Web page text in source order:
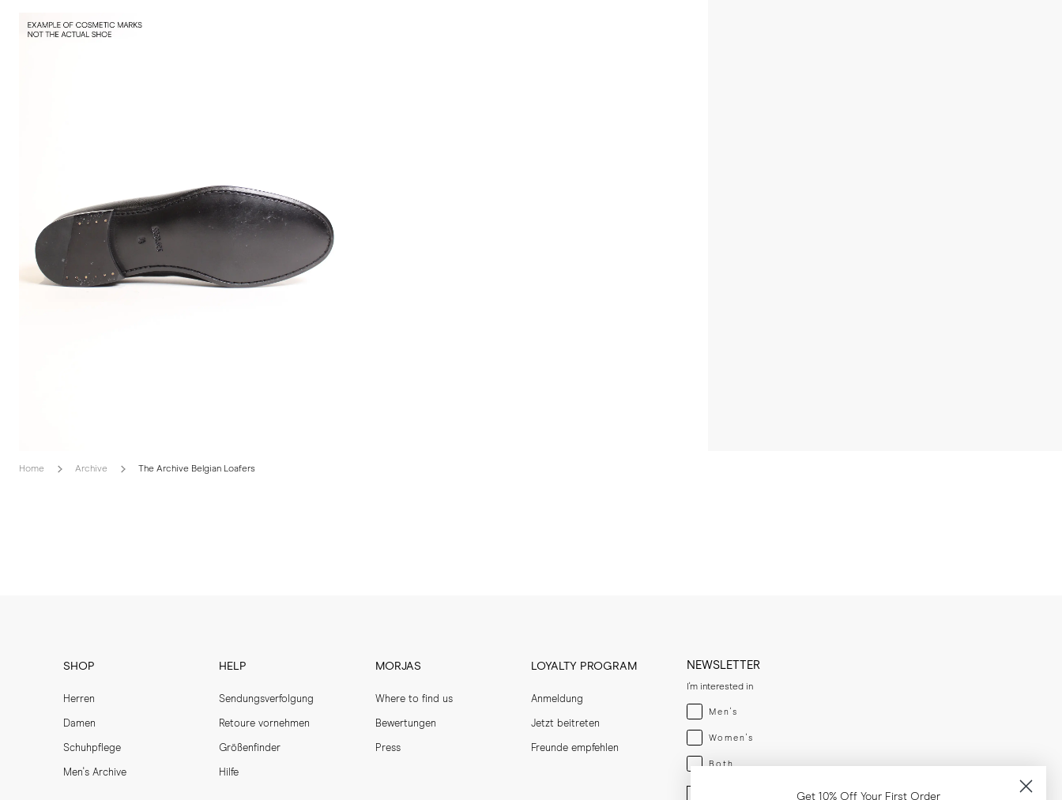
Home Archive The Archive Belgian Loafers
SHOP
Herren
Damen
Schuhpflege
Men's Archive
HELP
Sendungsverfolgung
Retoure vornehmen
Größenfinder
Hilfe
MORJAS
Where to find us
Bewertungen
Press
LOYALTY PROGRAM
Anmeldung
Jetzt beitreten
Freunde empfehlen
NEWSLETTER
I'm interested in
Menswear
Men's
Womenswear
Women's
Both
Both
Enter your email adress
Get 10% Off Your First Order